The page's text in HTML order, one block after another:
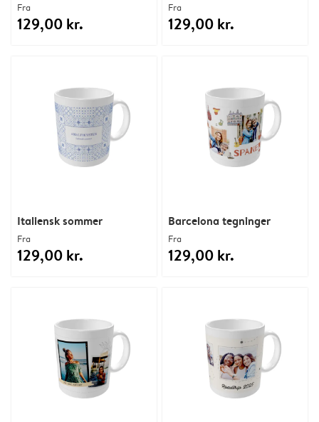
Fra
129,00 kr.
Barcelona tegninger
Fra
129,00 kr.
Italiensk sommer
Fra
129,00 kr.
Fra
129,00 kr.